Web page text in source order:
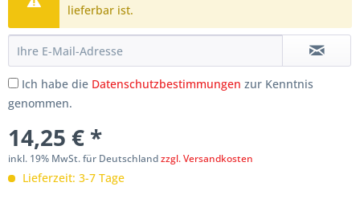
lieferbar ist.
Ich habe die Datenschutzbestimmungen zur Kenntnis
genommen.
14,25 € *
inkl. 19% MwSt. für Deutschlandzzgl. Versandkosten
Lieferzeit: 3-7 Tage